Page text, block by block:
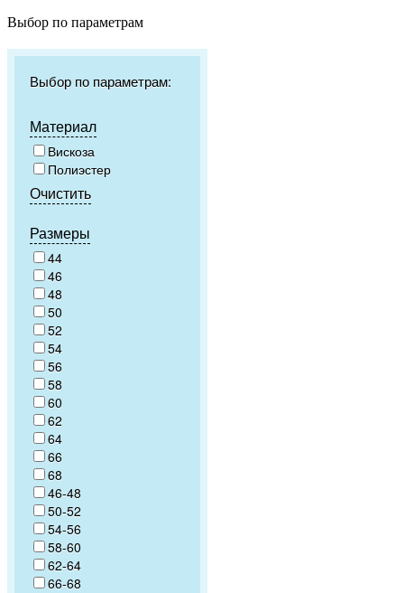
Выбор по параметрам
Выбор по параметрам:
Материал
Вискоза
Полиэстер
Очистить
Размеры
44
46
48
50
52
54
56
58
60
62
64
66
68
46-48
50-52
54-56
58-60
62-64
66-68